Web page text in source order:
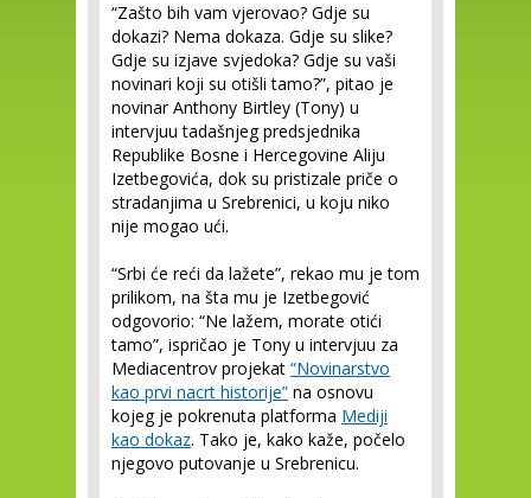
“Zašto bih vam vjerovao? Gdje su
dokazi? Nema dokaza. Gdje su slike?
Gdje su izjave svjedoka? Gdje su vaši
novinari koji su otišli tamo?”, pitao je
novinar Anthony Birtley (Tony) u
intervjuu tadašnjeg predsjednika
Republike Bosne i Hercegovine Aliju
Izetbegovića, dok su pristizale priče o
stradanjima u Srebrenici, u koju niko
nije mogao ući.
“Srbi će reći da lažete”, rekao mu je tom
prilikom, na šta mu je Izetbegović
odgovorio: “Ne lažem, morate otići
tamo”, ispričao je Tony u intervjuu za
Mediacentrov projekat “Novinarstvo
kao prvi nacrt historije” na osnovu
kojeg je pokrenuta platforma Mediji
kao dokaz. Tako je, kako kaže, počelo
njegovo putovanje u Srebrenicu.